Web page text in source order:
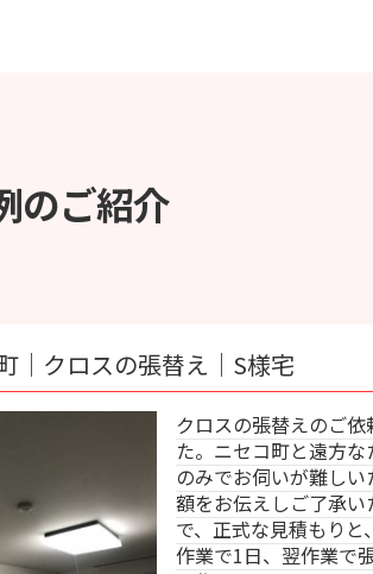
のご紹介
え｜S様宅
クロスの張替えのご依頼をいただきまし
た。ニセコ町と遠方なため、お見積もり
のみでお伺いが難しいため、大まかな金
額をお伝えしご了承いただけましたの
、正式な見積もりと、クロス剥がしの
作業で1日、翌作業で張替えと2日にわた